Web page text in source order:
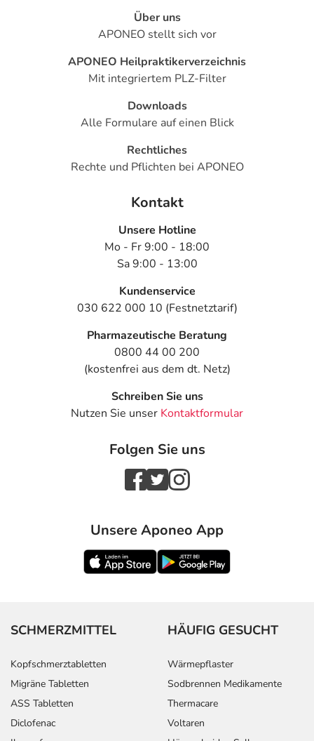
Über uns
APONEO stellt sich vor
APONEO Heilpraktikerverzeichnis
Mit integriertem PLZ-Filter
Downloads
Alle Formulare auf einen Blick
Rechtliches
Rechte und Pflichten bei APONEO
Kontakt
Unsere Hotline
Mo - Fr 9:00 - 18:00
Sa 9:00 - 13:00
Kundenservice
030 622 000 10 (Festnetztarif)
Pharmazeutische Beratung
0800 44 00 200
(kostenfrei aus dem dt. Netz)
Schreiben Sie uns
Nutzen Sie unser Kontaktformular
Folgen Sie uns
Unsere Aponeo App
SCHMERZMITTEL
Kopfschmerztabletten
Migräne Tabletten
ASS Tabletten
Diclofenac
HÄUFIG GESUCHT
Wärmepflaster
Sodbrennen Medikamente
Thermacare
Voltaren